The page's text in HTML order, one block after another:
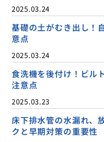
2025.03.24
基礎の土がむき出し！
意点
2025.03.24
食洗機を後付け！ビル
注意点
2025.03.23
床下排水管の水漏れ、
クと早期対策の重要性